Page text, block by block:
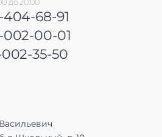
404-68-91
002-00-01
35-50